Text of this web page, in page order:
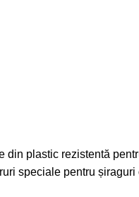
din plastic rezistentă
speciale pentru